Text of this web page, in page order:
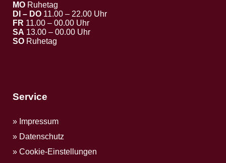
MO Ruhetag
DI – DO 11.00 – 22.00 Uhr
FR 11.00 – 00.00 Uhr
SA 13.00 – 00.00 Uhr
SO Ruhetag
Service
Impressum
Datenschutz
Cookie-Einstellungen